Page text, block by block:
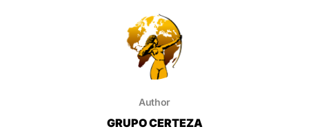
Author
GRUPO CERTEZA